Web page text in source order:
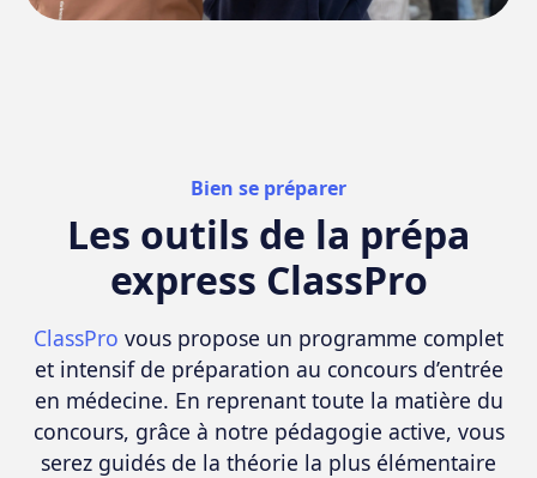
Bien se préparer
Les outils de la prépa
express ClassPro
ClassPro vous propose un programme complet
et intensif de préparation au concours d’entrée
en médecine. En reprenant toute la matière du
concours, grâce à notre pédagogie active, vous
serez guidés de la théorie la plus élémentaire